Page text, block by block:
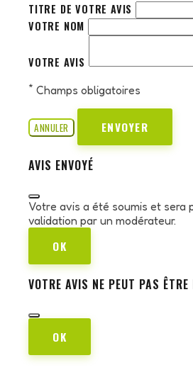
TITRE DE VOTRE AVIS
VOTRE NOM
VOTRE AVIS
* Champs obligatoires
ANNULER ENVOYER
AVIS ENVOYÉ
Votre avis a été soumis et sera
validation par un modérateur.
OK
VOTRE AVIS NE PEUT PAS ÊTRE
OK